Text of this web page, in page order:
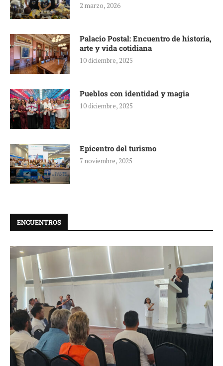
2 marzo, 2026
Palacio Postal: Encuentro de historia,
arte y vida cotidiana
10 diciembre, 2025
Pueblos con identidad y magia
10 diciembre, 2025
Epicentro del turismo
7 noviembre, 2025
ENCUENTROS